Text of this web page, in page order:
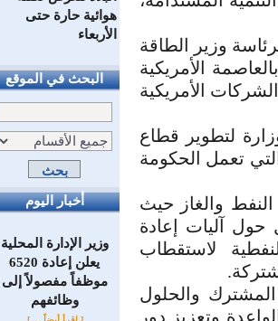
هوائية حارة حتى
الأربعاء
البحث في الموقع
أخبار اليوم
وزير الإدارة المحلية
يعلن إعادة 6520
موظفاً مفصولاً إلى
‏وظائفهم
وزير الطاقة
الأمريكية
الأمريكية
لتطوير قطاع
التي تعمل الحكومة
والغاز حيث
حول آليات إعادة
لاستقطاب
والحلول
وتعزيز دور